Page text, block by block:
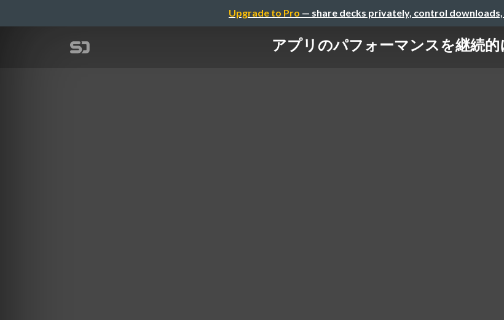
Upgrade to Pro — share decks privately, control
アプリのパフォーマンスを継続的